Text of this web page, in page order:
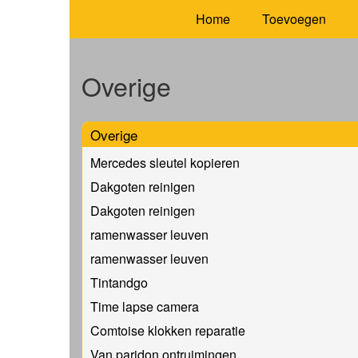
Home Toevoegen
Overige
Overige
Mercedes sleutel kopieren
Dakgoten reinigen
Dakgoten reinigen
ramenwasser leuven
ramenwasser leuven
Tintandgo
Time lapse camera
Comtoise klokken reparatie
Van paridon ontruimingen